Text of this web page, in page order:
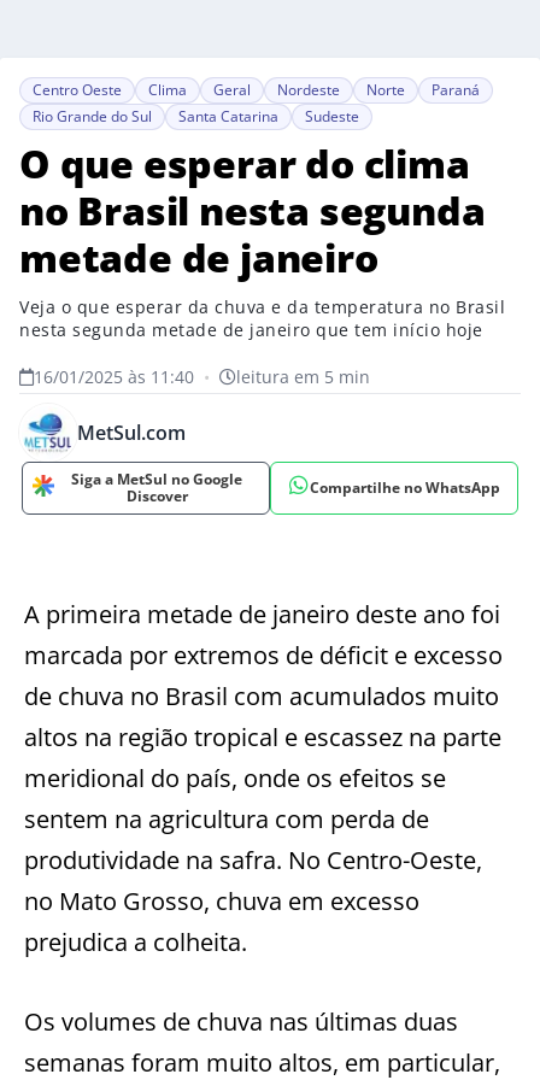
Centro Oeste Clima Geral Nordeste Norte
Paraná
Rio Grande do Sul
Santa Catarina Sudeste
O que esperar do clima
no Brasil nesta segunda
metade de janeiro
Veja o que esperar da chuva e da temperatura no Brasil
nesta segunda metade de janeiro que tem início hoje
16/01/2025 às 11:40 • leitura em 5 min
MetSul.com
Siga a MetSul no Google
Discover
Compartilhe no WhatsApp
A primeira metade de janeiro deste ano foi
marcada por extremos de déficit e excesso
de chuva no Brasil com acumulados muito
altos na região tropical e escassez na parte
meridional do país, onde os efeitos se
sentem na agricultura com perda de
produtividade na safra. No Centro-Oeste,
no Mato Grosso, chuva em excesso
prejudica a colheita.
Os volumes de chuva nas últimas duas
semanas foram muito altos, em particular,